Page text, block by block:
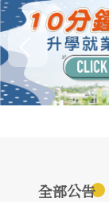
容
區
全部公告